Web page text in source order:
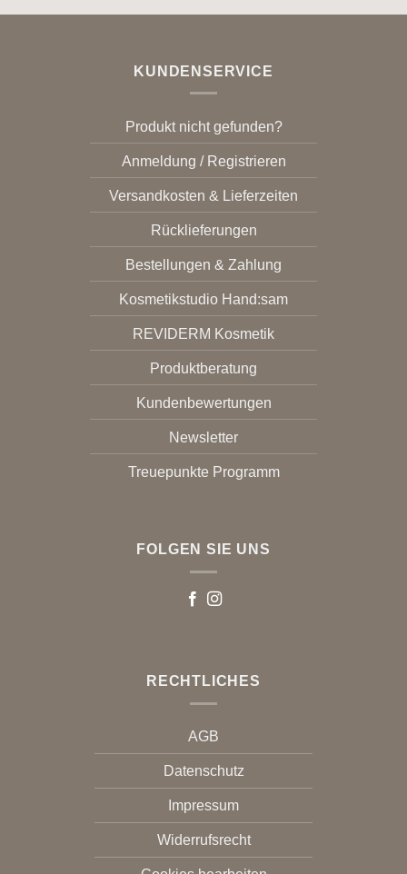
KUNDENSERVICE
Produkt nicht gefunden?
Anmeldung / Registrieren
Versandkosten & Lieferzeiten
Rücklieferungen
Bestellungen & Zahlung
Kosmetikstudio Hand:sam
REVIDERM Kosmetik
Produktberatung
Kundenbewertungen
Newsletter
Treuepunkte Programm
FOLGEN SIE UNS
RECHTLICHES
AGB
Datenschutz
Impressum
Widerrufsrecht